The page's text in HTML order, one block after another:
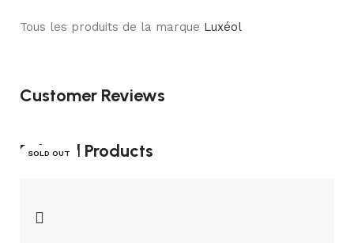
Tous les produits de la marque Luxéol
Customer Reviews
Related Products
SOLD OUT
SOLD OUT
SOLD OUT
SOLD OUT